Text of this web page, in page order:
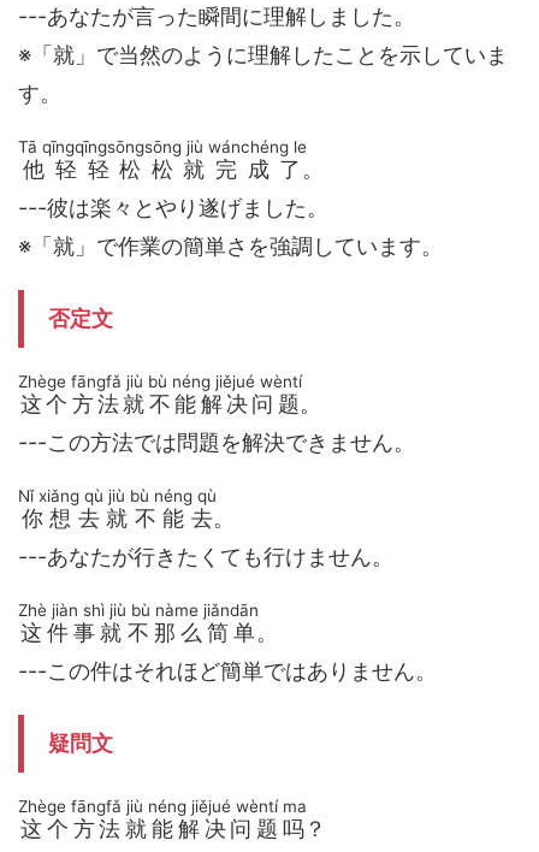
---あなたが言った瞬間に理解しました。
※「就」で当然のように理解したことを示していま
す。
他轻轻松松就完成了
Tā qīngqīngsōngsōng jiù wánchéng le
。
---彼は楽々とやり遂げました。
※「就」で作業の簡単さを強調しています。
否定文
这个方法就不能解决问题
Zhège fāngfǎ jiù bù néng jiějué wèntí
。
---この方法では問題を解決できません。
你想去就不能去
Nǐ xiǎng qù jiù bù néng qù
。
---あなたが行きたくても行けません。
这件事就不那么简单
Zhè jiàn shì jiù bù nàme jiǎndān
。
---この件はそれほど簡単ではありません。
疑問文
这个方法就能解决问题吗
Zhège fāngfǎ jiù néng jiějué wèntí ma
？